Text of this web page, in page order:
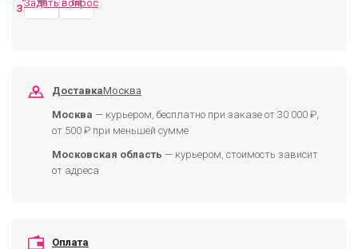
ЗАМЕНУ
Задать вопрос
ДоставкаМосква
Москва — курьером, бесплатно при заказе от 30 000 ₽,
от 500 ₽ при меньшей сумме
Московская область — курьером, стоимость зависит
от адреса
Оплата